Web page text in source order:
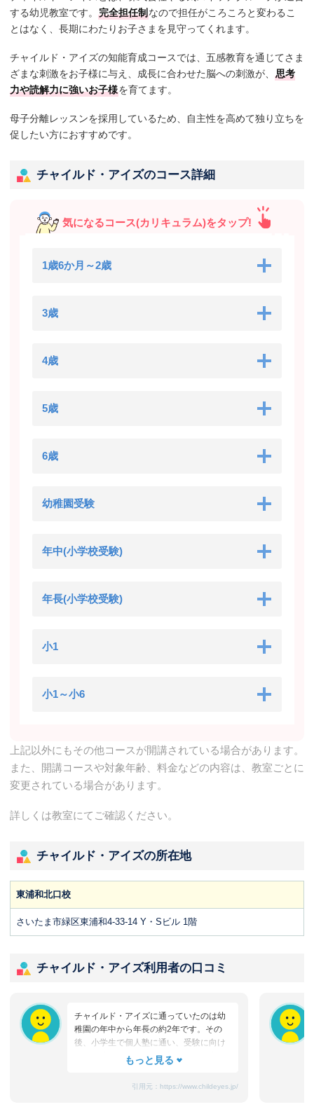
する幼児教室です。 完全担任制 なので担任がころころと変わるこ
とはなく、長期にわたりお子さまを見守ってくれます。
チャイルド・アイズの知能育成コースでは、五感教育を通じてさま
ざまな刺激をお子様に与え、成長に合わせた脳への刺激が、 思考
力や読解力に強いお子様を育てます。
母子分離レッスンを採用しているため、自主性を高めて独り立ちを
促したい方におすすめです。
チャイルド・アイズのコース詳細
気になるコース(カリキュラム)をタップ!
1歳6か月～2歳
3歳
4歳
5歳
6歳
幼稚園受験
年中(小学校受験)
年長(小学校受験)
小1
小1～小6
上記以外にもその他コースが開講されている場合があります。
また、開講コースや対象年齢、料金などの内容は、教室ごとに
変更されている場合があります。
詳しくは教室にてご確認ください。
チャイルド・アイズの所在地
東浦和北口校
さいたま市緑区東浦和4-33-14 Y・Sビル 1階
チャイルド・アイズ利用者の口コミ
チャイルド・アイズに通っていたのは幼
稚園の年中から年長の約2年です。その
後、小学生で個人塾に通い、受験に向け
て進学塾へ転塾。第一志望だった灘中に
ようとしたところ、本人から「真っ先に
引用元： https://www.childeyes.jp/